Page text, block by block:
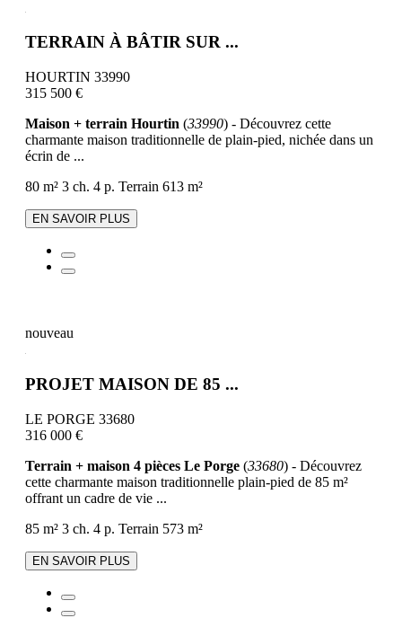
TERRAIN À BÂTIR SUR ...
HOURTIN 33990
315 500 €
Maison + terrain Hourtin (33990) - Découvrez cette
charmante maison traditionnelle de plain-pied, nichée dans un
écrin de ...
80 m² 3 ch. 4 p. Terrain 613 m²
EN SAVOIR PLUS
nouveau
PROJET MAISON DE 85 ...
LE PORGE 33680
316 000 €
Terrain + maison 4 pièces Le Porge (33680) - Découvrez
cette charmante maison traditionnelle plain-pied de 85 m²
offrant un cadre de vie ...
85 m² 3 ch. 4 p. Terrain 573 m²
EN SAVOIR PLUS